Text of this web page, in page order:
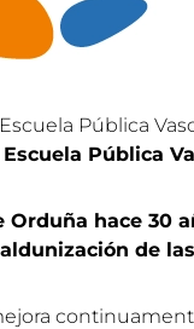
Pública
Pública
Orduña hace 30
de